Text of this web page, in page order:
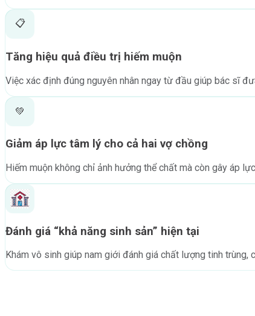
📋
Tăng hiệu quả điều trị hiếm muộn
Việc xác định đúng nguyên nhân ngay từ đầu giúp bác sĩ
💚
Giảm áp lực tâm lý cho cả hai vợ chồng
Hiếm muộn không chỉ ảnh hưởng thể chất mà còn gây áp
Đánh giá “khả năng sinh sản” hiện tại
Khám vô sinh giúp nam giới đánh giá chất lượng tinh